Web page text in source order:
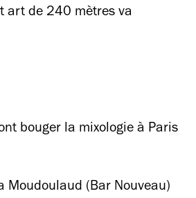
festival 100 % arty
art de 240 mètres va
tunnel de Paris
bouger la mixologie à Paris
Moudoulaud (Bar Nouveau)